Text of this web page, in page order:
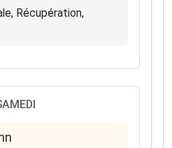
Récupération,